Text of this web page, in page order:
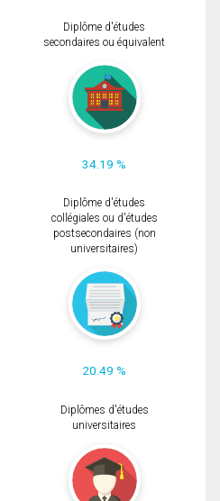
Diplôme d'études
secondaires ou équivalent
34.19 %
Diplôme d'études
collégiales ou d'études
postsecondaires (non
universitaires)
20.49 %
Diplômes d'études
universitaires